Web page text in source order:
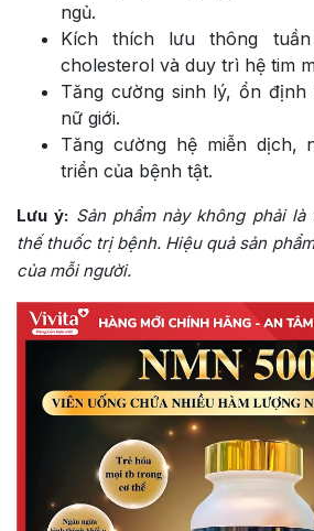
ngủ.
Kích thích lưu thông
cholesterol và duy trì hệ tim
Tăng cường sinh lý, ổn định
nữ giới.
Tăng cường hệ miễn dịch,
triển của bệnh tật.
Lưu ý: Sản phẩm này không phải
thế thuốc trị bệnh. Hiệu quả sản
của mỗi người.